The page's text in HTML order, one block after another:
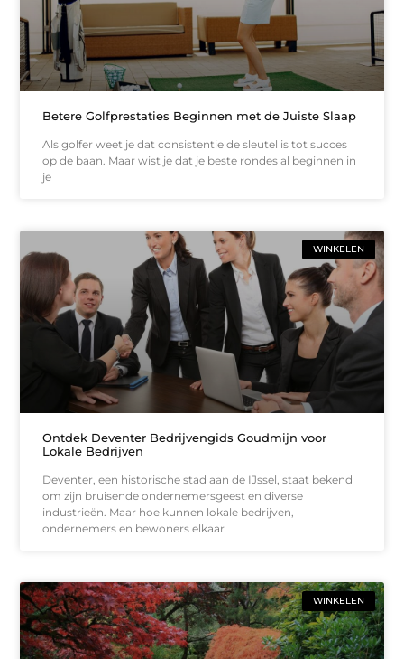
Betere Golfprestaties Beginnen met de Juiste Slaap
Als golfer weet je dat consistentie de sleutel is tot succes
op de baan. Maar wist je dat je beste rondes al beginnen in
je
WINKELEN
Ontdek Deventer Bedrijvengids Goudmijn voor
Lokale Bedrijven
Deventer, een historische stad aan de IJssel, staat bekend
om zijn bruisende ondernemersgeest en diverse
industrieën. Maar hoe kunnen lokale bedrijven,
ondernemers en bewoners elkaar
WINKELEN